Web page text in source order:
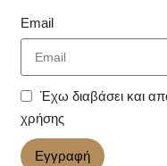
Email
Έχω διαβάσει και
χρήσης
Εγγραφή